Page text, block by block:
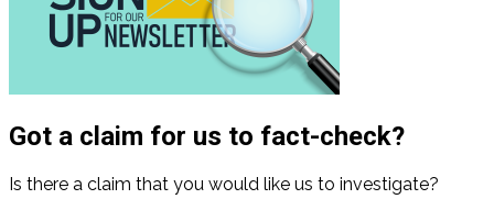
Got a claim for us to fact-check?
Is there a claim that you would like us to investigate?